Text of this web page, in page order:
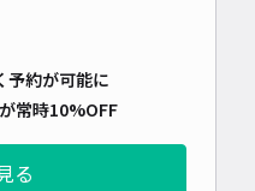
予約が可能に
常時10%OFF
る